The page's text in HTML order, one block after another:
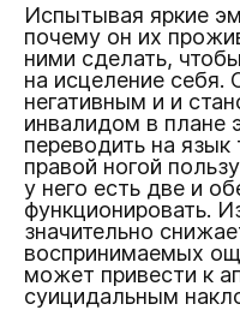
Испытывая яркие
почему он их
ними сделать,
на исцеление себя.
негативным и и
инвалидом в плане
переводить на
правой ногой
у него есть две и
функционировать.
значительно
воспринимаемых
может привести к
суицидальным